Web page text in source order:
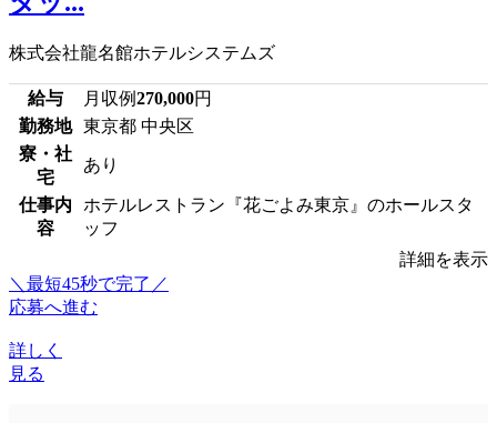
株式会社龍名館ホテルシステムズ
給与 月収例270,000円
勤務地 東京都 中央区
寮・社
宅
あり
仕事内
容
ホテルレストラン『花ごよみ東京』のホールスタ
ッフ
詳細を表示
＼最短45秒で完了／
応募へ進む
詳しく
見る